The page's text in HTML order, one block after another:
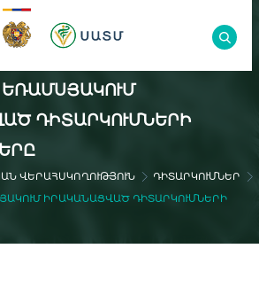
ԵՌԱՄՍՅԱԿՈՒՄ
ԴԻՏԱՐԿՈՒՄՆԵՐԻ
ՎԵՐԱՀՍԿՈՂՈՒԹՅՈՒՆ
ԴԻՏԱՐԿՈՒՄՆԵՐ
ԻՐԱԿԱՆԱՑՎԱԾ ԴԻՏԱՐԿՈՒՄՆԵՐԻ